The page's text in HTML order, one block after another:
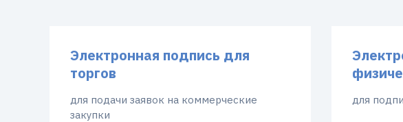
Электронная подпись для
торгов
для подачи заявок на коммерческие
закупки
для